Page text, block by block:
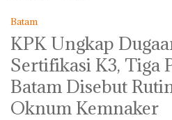
Batam
KPK Ungkap
Sertifikasi K3, Tiga
Batam Disebut
Oknum Kemnaker